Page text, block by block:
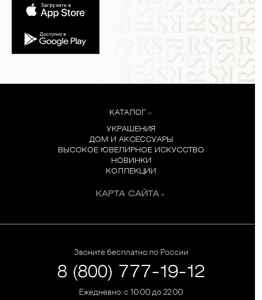
КАТАЛОГ
УКРАШЕНИЯ
ДОМ И АКСЕССУАРЫ
ВЫСОКОЕ ЮВЕЛИРНОЕ ИСКУССТВО
НОВИНКИ
КОЛЛЕКЦИИ
КАРТА САЙТА
Звоните бесплатно по России
8 (800) 777-19-12
Ежедневно: с 10:00 до 22:00